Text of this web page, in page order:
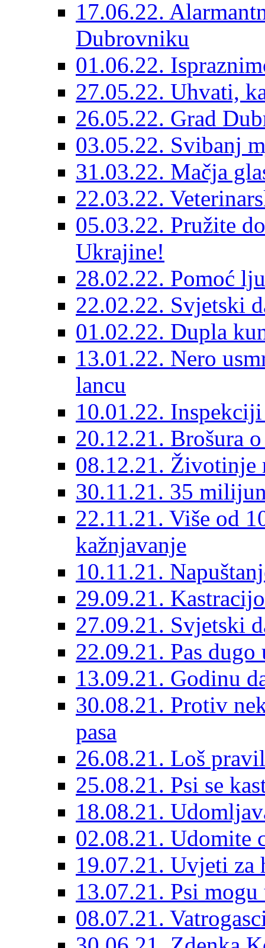
17.06.22.
Dubrovniku
01.06.22.
27.05.22. Uhvati,
26.05.22. Grad
03.05.22. Svibanj
31.03.22. Mačja
22.03.22.
05.03.22. Pružite
Ukrajine!
28.02.22. Pomoć
22.02.22. Svjetski
01.02.22. Dupla
13.01.22. Nero
lancu
10.01.22.
20.12.21. Brošura
08.12.21.
30.11.21. 35
22.11.21. Više od
kažnjavanje
10.11.21.
29.09.21.
27.09.21. Svjetski
22.09.21. Pas
13.09.21. Godinu
30.08.21. Protiv
pasa
26.08.21. Loš
25.08.21. Psi se
18.08.21.
02.08.21. Udomite
19.07.21. Uvjeti za
13.07.21. Psi
08.07.21.